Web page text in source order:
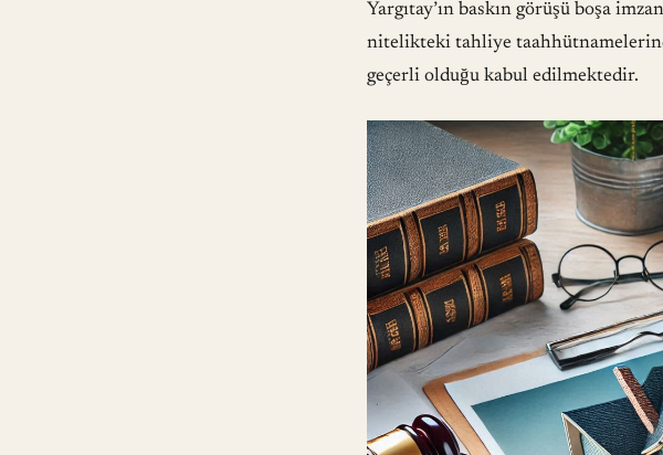
Yargıtay’ın baskın görüşü boşa
nitelikteki tahliye
geçerli olduğu kabul edilmektedir.